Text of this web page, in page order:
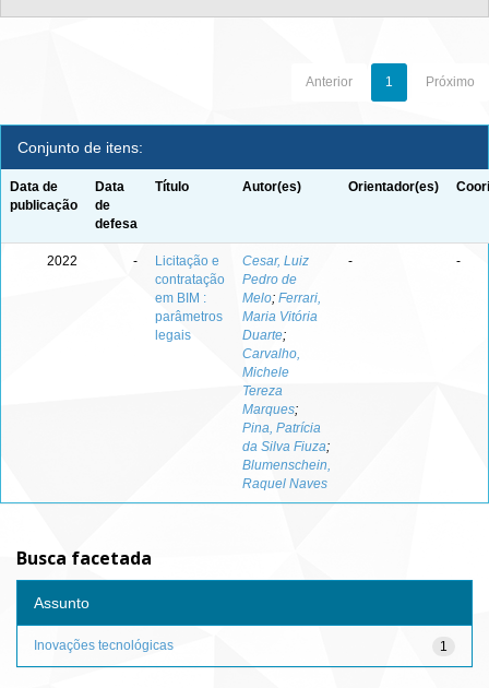
Anterior 1 Próximo
Conjunto de itens:
Data de
publicação
Data
de
defesa
Título Autor(es) Orientador(es)
2022 -
Licitação e
contratação
em BIM :
parâmetros
legais
Cesar, Luiz
Pedro de
Melo; Ferrari,
Maria Vitória
Duarte;
Carvalho,
Michele
Tereza
Marques;
Pina, Patrícia
da Silva Fiuza;
Blumenschein,
Raquel Naves
- -
Busca facetada
Assunto
1
Inovações tecnológicas